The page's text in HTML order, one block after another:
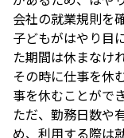
会社の就業規則を
子どもがはやり目
た期間は休まなけ
その時に仕事を休
事を休むことがで
ただ、勤務日数や
め、利用する際は